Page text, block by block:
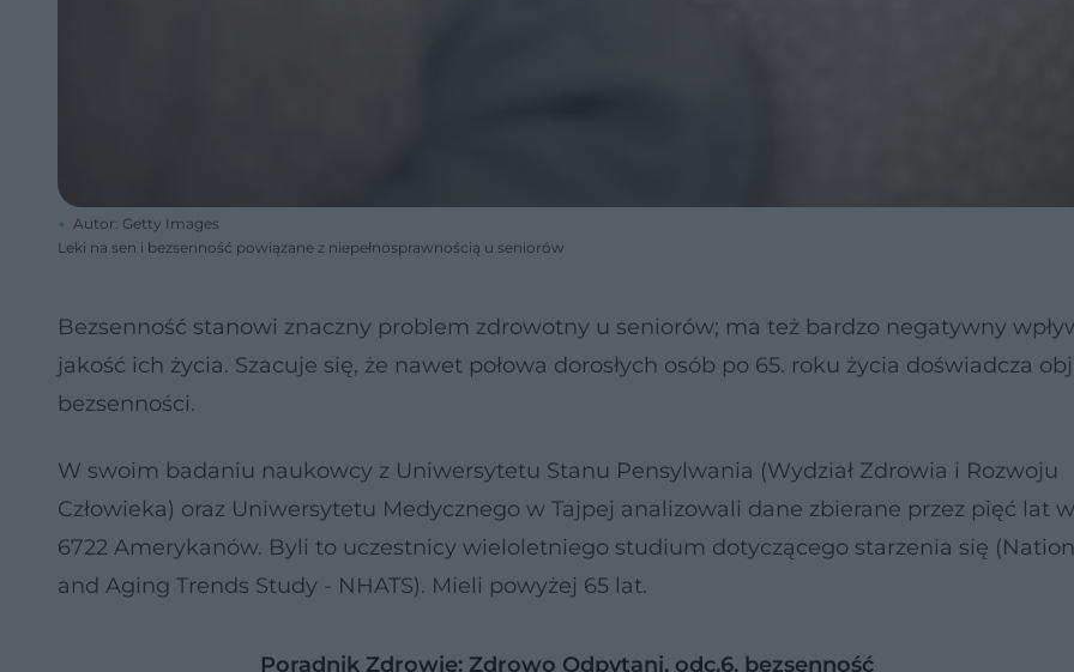
Autor: Getty Images
Leki na sen i bezsenność powiązane z niepełnosprawnością u seniorów
Bezsenność stanowi znaczny problem zdrowotny u seniorów; ma też bardzo negatywny
jakość ich życia. Szacuje się, że nawet połowa dorosłych osób po 65. roku życia doświadcza
bezsenności.
W swoim badaniu naukowcy z Uniwersytetu Stanu Pensylwania (Wydział Zdrowia i Rozwoju
Człowieka) oraz Uniwersytetu Medycznego w Tajpej analizowali dane zbierane przez pięć lat
6722 Amerykanów. Byli to uczestnicy wieloletniego studium dotyczącego starzenia się
and Aging Trends Study - NHATS). Mieli powyżej 65 lat.
Poradnik Zdrowie: Zdrowo Odpytani, odc.6, bezsenność